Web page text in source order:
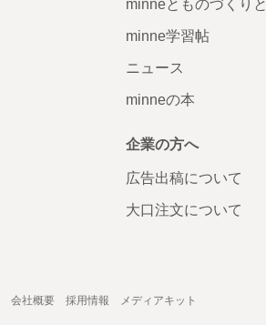
minneとものづくりと
minne学習帖
ニュース
minneの本
企業の方へ
広告出稿について
大口注文について
会社概要 採用情報 メディアキット